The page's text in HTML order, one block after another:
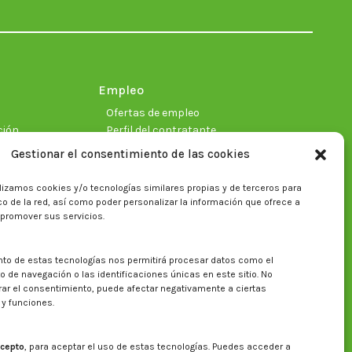
Gestionar el consentimiento de las cookies
cookies y/o tecnologías similares propias y de terceros para
de la red, así como poder personalizar la información que ofrece a
sus servicios.
de estas tecnologías nos permitirá procesar datos como el
de navegación o las identificaciones únicas en este sitio. No
el consentimiento, puede afectar negativamente a ciertas
funciones.
, para aceptar el uso de estas tecnologías. Puedes acceder a
new new new new new new
Empleo
Ofertas de empleo
Perfil del contratante
Buscar en la web del CITA
Buscar: